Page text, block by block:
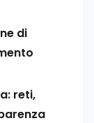
di
reti,